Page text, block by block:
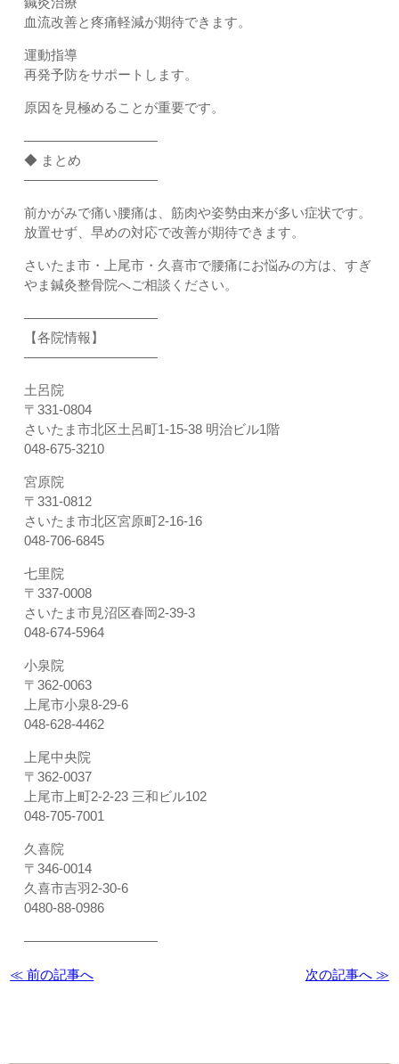
血流改善と疼痛軽減が期待できます。
運動指導
再発予防をサポートします。
原因を見極めることが重要です。
――――――――――
◆ まとめ
――――――――――
前かがみで痛い腰痛は、筋肉や姿勢由来が多い症状です。
放置せず、早めの対応で改善が期待できます。
さいたま市・上尾市・久喜市で腰痛にお悩みの方は、すぎ
やま鍼灸整骨院へご相談ください。
――――――――――
【各院情報】
――――――――――
土呂院
〒331-0804
さいたま市北区土呂町1-15-38 明治ビル1階
048-675-3210
宮原院
〒331-0812
さいたま市北区宮原町2-16-16
048-706-6845
七里院
〒337-0008
さいたま市見沼区春岡2-39-3
048-674-5964
小泉院
〒362-0063
上尾市小泉8-29-6
048-628-4462
上尾中央院
〒362-0037
上尾市上町2-2-23 三和ビル102
048-705-7001
久喜院
〒346-0014
久喜市吉羽2-30-6
0480-88-0986
――――――――――
≪ 前の記事へ 次の記事へ ≫